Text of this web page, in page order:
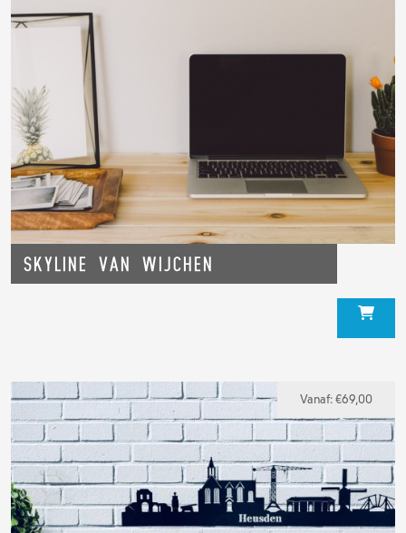
Skyline van Wijchen
Vanaf: €69,00